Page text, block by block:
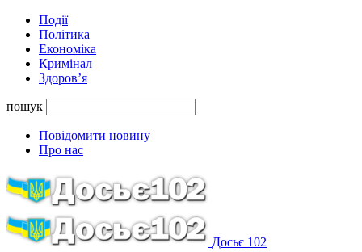
Події
Політика
Економіка
Кримінал
Здоров’я
пошук
Повідомити новину
Про нас
Досьє 102